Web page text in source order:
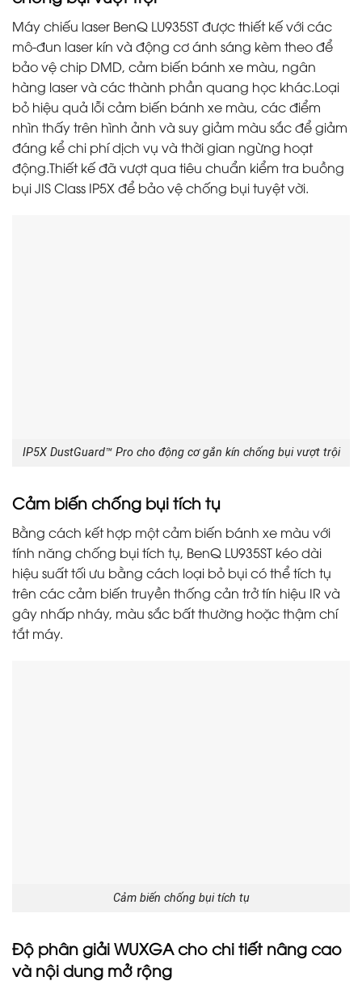
Máy chiếu laser BenQ LU935ST được thiết kế với các
mô-đun laser kín và động cơ ánh sáng kèm theo để
bảo vệ chip DMD, cảm biến bánh xe màu, ngân
hàng laser và các thành phần quang học khác.Loại
bỏ hiệu quả lỗi cảm biến bánh xe màu, các điểm
nhìn thấy trên hình ảnh và suy giảm màu sắc để giảm
đáng kể chi phí dịch vụ và thời gian ngừng hoạt
động.Thiết kế đã vượt qua tiêu chuẩn kiểm tra buồng
bụi JIS Class IP5X để bảo vệ chống bụi tuyệt vời.
IP5X DustGuard™ Pro cho động cơ gắn kín chống bụi vượt trội
Cảm biến chống bụi tích tụ
Bằng cách kết hợp một cảm biến bánh xe màu với
tính năng chống bụi tích tụ, BenQ LU935ST kéo dài
hiệu suất tối ưu bằng cách loại bỏ bụi có thể tích tụ
trên các cảm biến truyền thống cản trở tín hiệu IR và
gây nhấp nháy, màu sắc bất thường hoặc thậm chí
tắt máy.
Cảm biến chống bụi tích tụ
Độ phân giải WUXGA cho chi tiết nâng cao
và nội dung mở rộng